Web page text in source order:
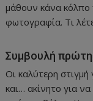
μάθουν κάνα κόλπο
φωτογραφία. Τι
Συμβουλή
Οι καλύτερη
και… ακίνητο για